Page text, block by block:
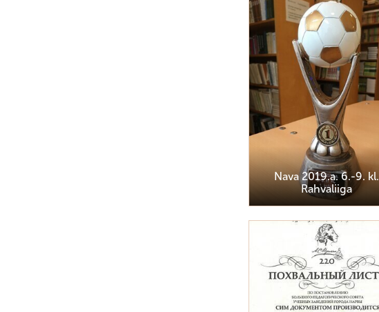
Nava 2019.a. 6.-9. kl.
Rahvaliiga